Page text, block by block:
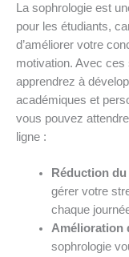
La sophrologie est
pour les étudiants,
d’améliorer votre
motivation. Avec
apprendrez à
académiques et
vous pouvez
ligne :
Réduction
gérer votre
chaque
Amélioration
sophrologie